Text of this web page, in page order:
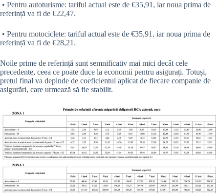
• Pentru autoturisme: tariful actual este de €35,91, iar noua prima de
referință va fi de €22,47.
• Pentru motociclete: tariful actual este de €35,91, iar noua prima de
referință va fi de €28,21.
Noile prime de referință sunt semnificativ mai mici decât cele
precedente, ceea ce poate duce la economii pentru asigurați. Totuși,
prețul final va depinde de coeficientul aplicat de fiecare companie de
asigurări, care urmează să fie stabilit.